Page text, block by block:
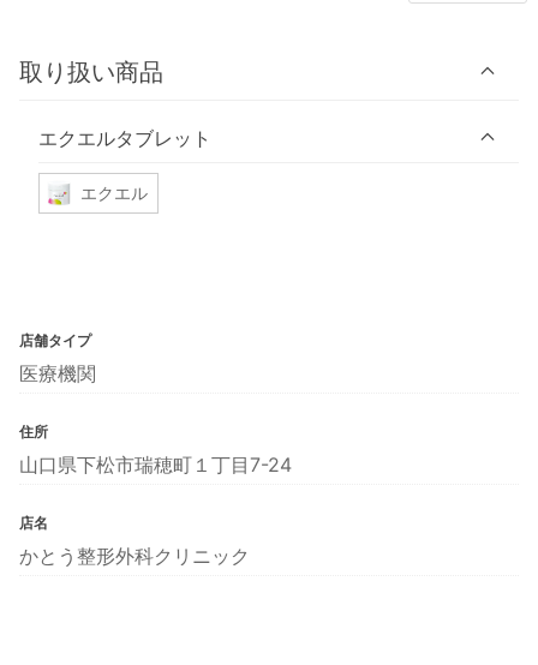
取り扱い商品
エクエルタブレット
エクエル
店舗タイプ
医療機関
住所
山口県下松市瑞穂町１丁目7-24
店名
かとう整形外科クリニック